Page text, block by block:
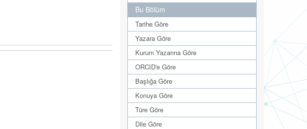
Bu Bölüm
Tarihe Göre
Yazara Göre
Kurum Yazarına Göre
ORCID'e Göre
Başlığa Göre
Konuya Göre
Türe Göre
Dile Göre